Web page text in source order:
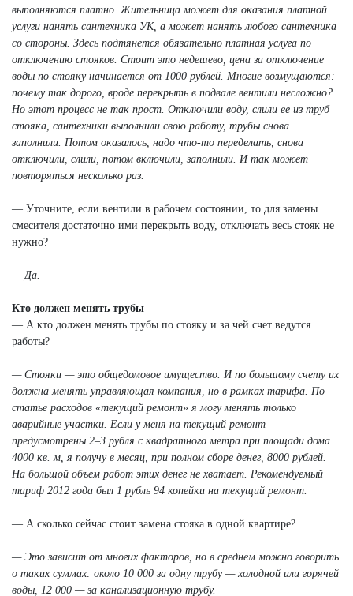
выполняются платно. Жительница может для оказания платной
услуги нанять сантехника УК, а может нанять любого сантехника
со стороны. Здесь подтянется обязательно платная услуга по
отключению стояков. Стоит это недешево, цена за отключение
воды по стояку начинается от 1000 рублей. Многие возмущаются:
почему так дорого, вроде перекрыть в подвале вентили несложно?
Но этот процесс не так прост. Отключили воду, слили ее из труб
стояка, сантехники выполнили свою работу, трубы снова
заполнили. Потом оказалось, надо что-то переделать, снова
отключили, слили, потом включили, заполнили. И так может
повторяться несколько раз.
— Уточните, если вентили в рабочем состоянии, то для замены
смесителя достаточно ими перекрыть воду, отключать весь стояк не
нужно?
— Да.
Кто должен менять трубы
— А кто должен менять трубы по стояку и за чей счет ведутся
работы?
— Стояки — это общедомовое имущество. И по большому счету их
должна менять управляющая компания, но в рамках тарифа. По
статье расходов «текущий ремонт» я могу менять только
аварийные участки. Если у меня на текущий ремонт
предусмотрены 2–3 рубля с квадратного метра при площади дома
4000 кв. м, я получу в месяц, при полном сборе денег, 8000 рублей.
На большой объем работ этих денег не хватает. Рекомендуемый
тариф 2012 года был 1 рубль 94 копейки на текущий ремонт.
— А сколько сейчас стоит замена стояка в одной квартире?
— Это зависит от многих факторов, но в среднем можно говорить
о таких суммах: около 10 000 за одну трубу — холодной или горячей
воды, 12 000 — за канализационную трубу.